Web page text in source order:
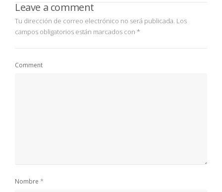
Leave a comment
Tu dirección de correo electrónico no será publicada. Los
campos obligatorios están marcados con *
Comment
Nombre *